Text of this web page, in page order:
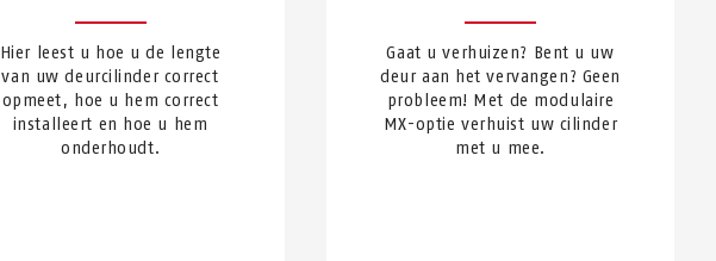
Hier leest u hoe u de lengte
van uw deurcilinder correct
opmeet, hoe u hem correct
installeert en hoe u hem
onderhoudt.
Gaat u verhuizen? Bent u uw
deur aan het vervangen? Geen
probleem! Met de modulaire
MX-optie verhuist uw cilinder
met u mee.